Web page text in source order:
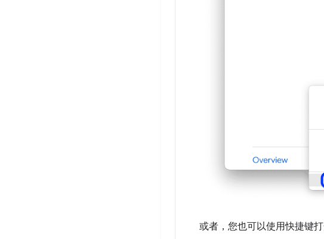
或者，您也可以使用快捷键